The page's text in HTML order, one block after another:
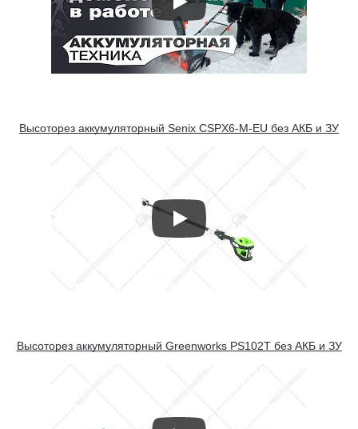
Высоторез аккумуляторный Senix CSPX6-M-EU без АКБ и ЗУ
Высоторез аккумуляторный Greenworks PS102T без АКБ и ЗУ